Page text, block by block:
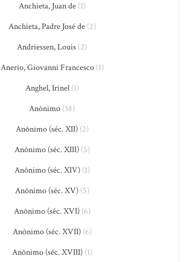
Anchieta, Juan de(1)
Anchieta, Padre José de(2)
Andriessen, Louis (2)
Anerio, Giovanni Francesco(1)
Anghel, Irinel(1)
Anônimo (38)
Anônimo (séc. XII)(2)
Anônimo (séc. XIII)(5)
Anônimo (séc. XIV)(1)
Anônimo (séc. XV)(5)
Anônimo (séc. XVI)(6)
Anônimo (séc. XVII)(6)
Anônimo (séc. XVIII)(1)